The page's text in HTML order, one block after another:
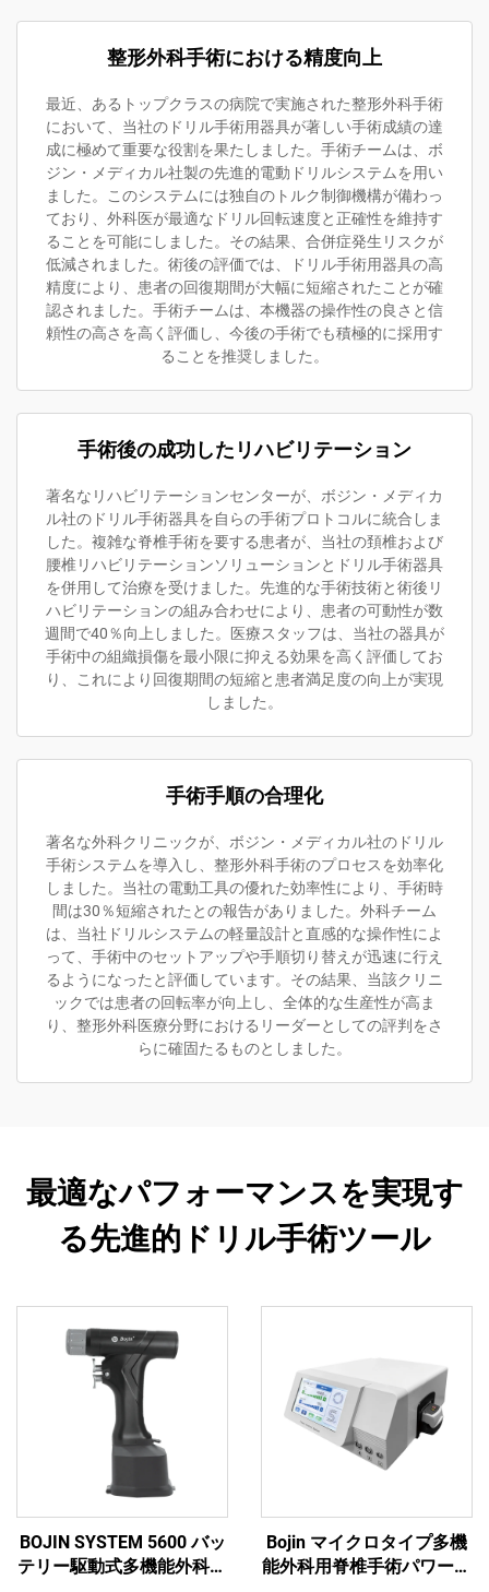
整形外科手術における精度向上
最近、あるトップクラスの病院で実施された整形外科手術
において、当社のドリル手術用器具が著しい手術成績の達
成に極めて重要な役割を果たしました。手術チームは、ボ
ジン・メディカル社製の先進的電動ドリルシステムを用い
ました。このシステムには独自のトルク制御機構が備わっ
ており、外科医が最適なドリル回転速度と正確性を維持す
ることを可能にしました。その結果、合併症発生リスクが
低減されました。術後の評価では、ドリル手術用器具の高
精度により、患者の回復期間が大幅に短縮されたことが確
認されました。手術チームは、本機器の操作性の良さと信
頼性の高さを高く評価し、今後の手術でも積極的に採用す
ることを推奨しました。
手術後の成功したリハビリテーション
著名なリハビリテーションセンターが、ボジン・メディカ
ル社のドリル手術器具を自らの手術プロトコルに統合しま
した。複雑な脊椎手術を要する患者が、当社の頚椎および
腰椎リハビリテーションソリューションとドリル手術器具
を併用して治療を受けました。先進的な手術技術と術後リ
ハビリテーションの組み合わせにより、患者の可動性が数
週間で40％向上しました。医療スタッフは、当社の器具が
手術中の組織損傷を最小限に抑える効果を高く評価してお
り、これにより回復期間の短縮と患者満足度の向上が実現
しました。
手術手順の合理化
著名な外科クリニックが、ボジン・メディカル社のドリル
手術システムを導入し、整形外科手術のプロセスを効率化
しました。当社の電動工具の優れた効率性により、手術時
間は30％短縮されたとの報告がありました。外科チーム
は、当社ドリルシステムの軽量設計と直感的な操作性によ
って、手術中のセットアップや手順切り替えが迅速に行え
るようになったと評価しています。その結果、当該クリニ
ックでは患者の回転率が向上し、全体的な生産性が高ま
り、整形外科医療分野におけるリーダーとしての評判をさ
らに確固たるものとしました。
最適なパフォーマンスを実現す
る先進的ドリル手術ツール
BOJIN SYSTEM 5600 バッ
テリー駆動式多機能外科用
Bojin マイクロタイプ多機
能外科用脊椎手術パワーツ